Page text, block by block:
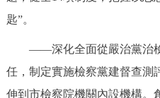
匙”。
——深化全面從嚴治黨治檢
任，制定實施檢察黨建督查測
伸到市檢察院機關內設機構。